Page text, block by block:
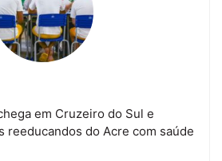
em Cruzeiro do Sul e
reeducandos do Acre com saúde